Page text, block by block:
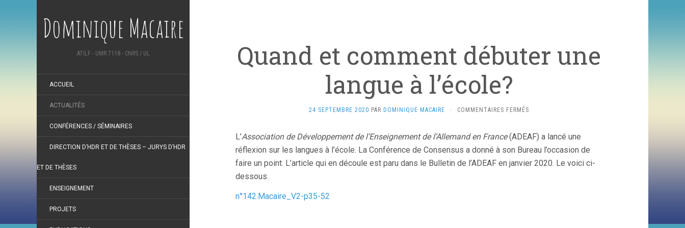
Dominique Macaire
ATILF - UMR 7118 - CNRS / UL
ACCUEIL
ACTUALITÉS
CONFÉRENCES / SÉMINAIRES
DIRECTION D’HDR ET DE THÈSES – JURYS D’HDR
ET DE THÈSES
ENSEIGNEMENT
PROJETS
Quand et comment débuter une
langue à l’école?
24 SEPTEMBRE 2020 PAR DOMINIQUE MACAIRE · COMMENTAIRES FERMÉS
COMMENT
DÉBUTER
LANGUE
L’Association de Développement de l’Enseignement de l’Allemand en France(ADEAF) a lancé une
réflexion sur les langues à l’école. La Conférence de Consensus a donné à son Bureau l’occasion de
faire un point. L’article qui en découle est paru dans le Bulletin de l’ADEAF en janvier 2020. Le voici ci-
dessous.
n°142.Macaire_V2-p35-52